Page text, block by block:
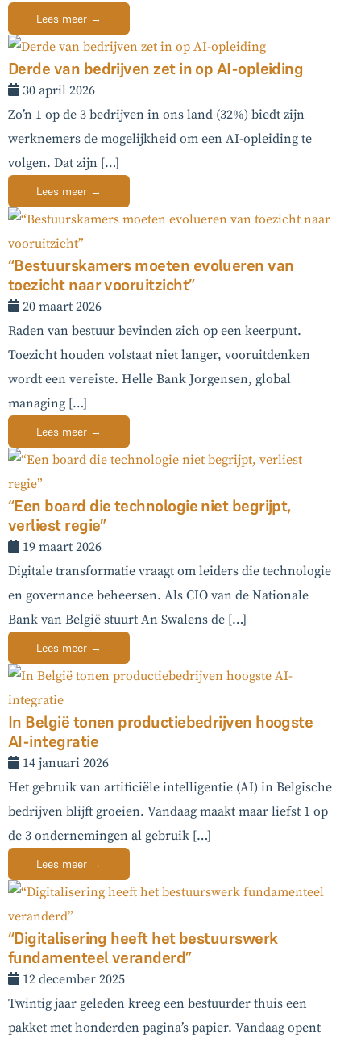
Lees meer →
Derde van bedrijven zet in op AI-opleiding
30 april 2026
Zo’n 1 op de 3 bedrijven in ons land (32%) biedt zijn
werknemers de mogelijkheid om een AI-opleiding te
volgen. Dat zijn […]
Lees meer →
“Bestuurskamers moeten evolueren van
toezicht naar vooruitzicht”
20 maart 2026
Raden van bestuur bevinden zich op een keerpunt.
Toezicht houden volstaat niet langer, vooruitdenken
wordt een vereiste. Helle Bank Jorgensen, global
managing […]
Lees meer →
“Een board die technologie niet begrijpt,
verliest regie”
19 maart 2026
Digitale transformatie vraagt om leiders die technologie
en governance beheersen. Als CIO van de Nationale
Bank van België stuurt An Swalens de […]
Lees meer →
In België tonen productiebedrijven hoogste
AI-integratie
14 januari 2026
Het gebruik van artificiële intelligentie (AI) in Belgische
bedrijven blijft groeien. Vandaag maakt maar liefst 1 op
de 3 ondernemingen al gebruik […]
Lees meer →
“Digitalisering heeft het bestuurswerk
fundamenteel veranderd”
12 december 2025
Twintig jaar geleden kreeg een bestuurder thuis een
pakket met honderden pagina’s papier. Vandaag opent